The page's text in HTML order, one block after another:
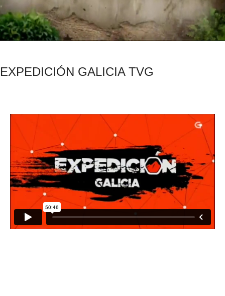
EXPEDICIÓN GALICIA TVG